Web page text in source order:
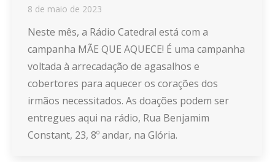
8 de maio de 2023
Neste mês, a Rádio Catedral está com a
campanha MÃE QUE AQUECE! É uma campanha
voltada à arrecadação de agasalhos e
cobertores para aquecer os corações dos
irmãos necessitados. As doações podem ser
entregues aqui na rádio, Rua Benjamim
Constant, 23, 8º andar, na Glória.